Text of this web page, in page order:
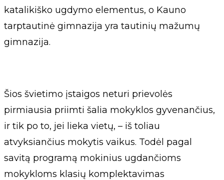
katalikiško ugdymo elementus, o Kauno
tarptautinė gimnazija yra tautinių mažumų
gimnazija.
Šios švietimo įstaigos neturi prievolės
pirmiausia priimti šalia mokyklos gyvenančius,
ir tik po to, jei lieka vietų, – iš toliau
atvyksiančius mokytis vaikus. Todėl pagal
savitą programą mokinius ugdančioms
mokykloms klasių komplektavimas